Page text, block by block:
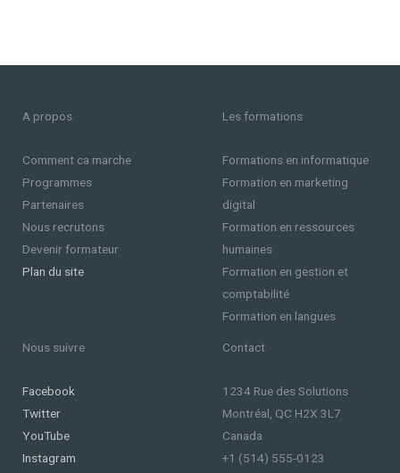
A propos
Comment ca marche
Programmes
Partenaires
Nous recrutons
Devenir formateur
Plan du site
Les formations
Formations en informatique
Formation en marketing
digital
Formation en ressources
humaines
Formation en gestion et
comptabilité
Formation en langues
Nous suivre
Facebook
Twitter
YouTube
Instagram
Contact
1234 Rue des Solutions
Montréal, QC H2X 3L7
Canada
+1 (514) 555-0123